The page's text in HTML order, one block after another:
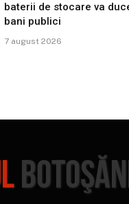
baterii de stocare va
bani publici
7 august 2026